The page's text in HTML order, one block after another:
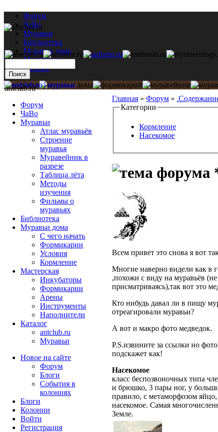
Форум
ЧаВо
Муравьи
Библиотека
Муравьи дома
Мастерская
Каталог
Главная » Форум »
Категории
Кормление
Насекомое
Всем привет это снова я вот
Многие наверно видели как в
,похожи с виду на муравьёв
присматриваясь),так вот это
Кто нибудь давал ли в пищу
отреагировали муравьи?
А вот и макро фото медведок.
P.S.извините за ссылки но
подскажет как!
Насекомое
класс беспозвоночных типа
и брюшко, 3 пары ног, у
правило, с метаморфозом
насекомое. Самая
Земле.
antclub.ru
Форум
ЧаВо
Муравьи
Атлас муравьёв
Строение
муравья
Муравейник в
разрезе
Таблица лёта
Методы
изучения
Фильмы о
муравьях
Библиотека
Муравьи дома
С чего начать
Формикарии
Условия
Кормление
Мастерская
Инкубаторы
Формикарии
Арены
Инструменты
Наполнители
Каталог
antclub.ru
Муравьи
Новое на сайте
Форум
Блоги
События в
колониях
Блоги
Колонии
Войти
Peгиcтpaция